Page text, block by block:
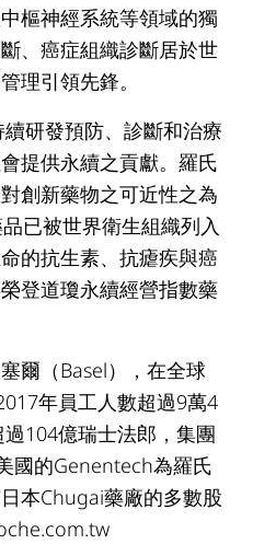
樞神經系統等領域的獨
、癌症組織診斷居於世
理引領先鋒。
研發預防、診斷和治療
提供永續之貢獻。羅氏
創新藥物之可近性之為
已被世界衛生組織列入
的抗生素、抗瘧疾與癌
登道瓊永續經營指數藥
爾（Basel），在全球
年員工人數超過9萬4
104億瑞士法郎，集團
國的Genentech為羅氏
本Chugai藥廠的多數股